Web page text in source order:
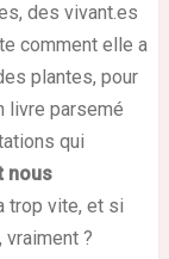
des vivant.es
comment elle a
plantes, pour
livre parsemé
qui
nous
trop vite, et si
?